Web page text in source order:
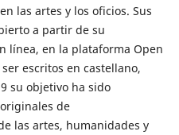
las artes y los oficios. Sus
a partir de su
línea, en la plataforma Open
escritos en castellano,
su objetivo ha sido
de
las artes, humanidades y